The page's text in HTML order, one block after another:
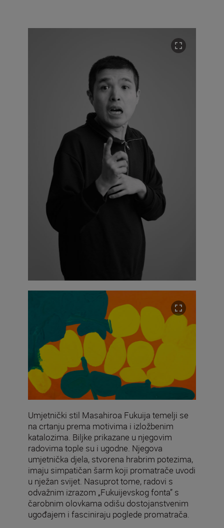
Umjetnički stil Masahiroa Fukuija temelji se
na crtanju prema motivima i izložbenim
katalozima. Biljke prikazane u njegovim
radovima tople su i ugodne. Njegova
umjetnička djela, stvorena hrabrim potezima,
imaju simpatičan šarm koji promatrače uvodi
u nježan svijet. Nasuprot tome, radovi s
odvažnim izrazom „Fukuijevskog fonta” s
čarobnim olovkama odišu dostojanstvenim
ugođajem i fasciniraju poglede promatrača.